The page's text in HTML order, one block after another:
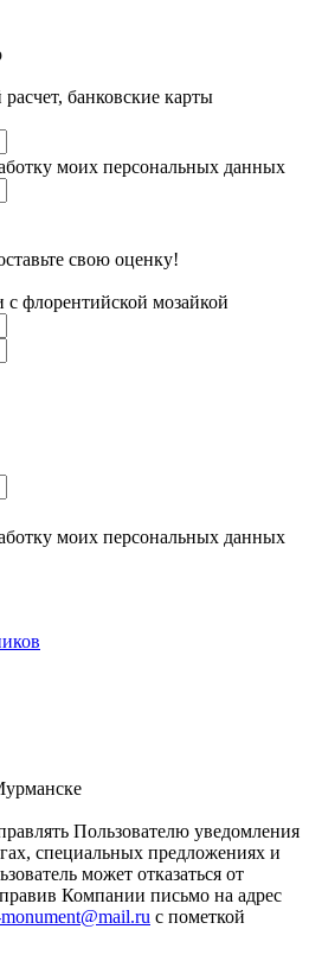
банковские карты
моих персональных данных
свою оценку!
флорентийской мозайкой
моих персональных данных
Пользователю уведомления
специальных предложениях и
может отказаться от
Компании письмо на адрес
с пометкой